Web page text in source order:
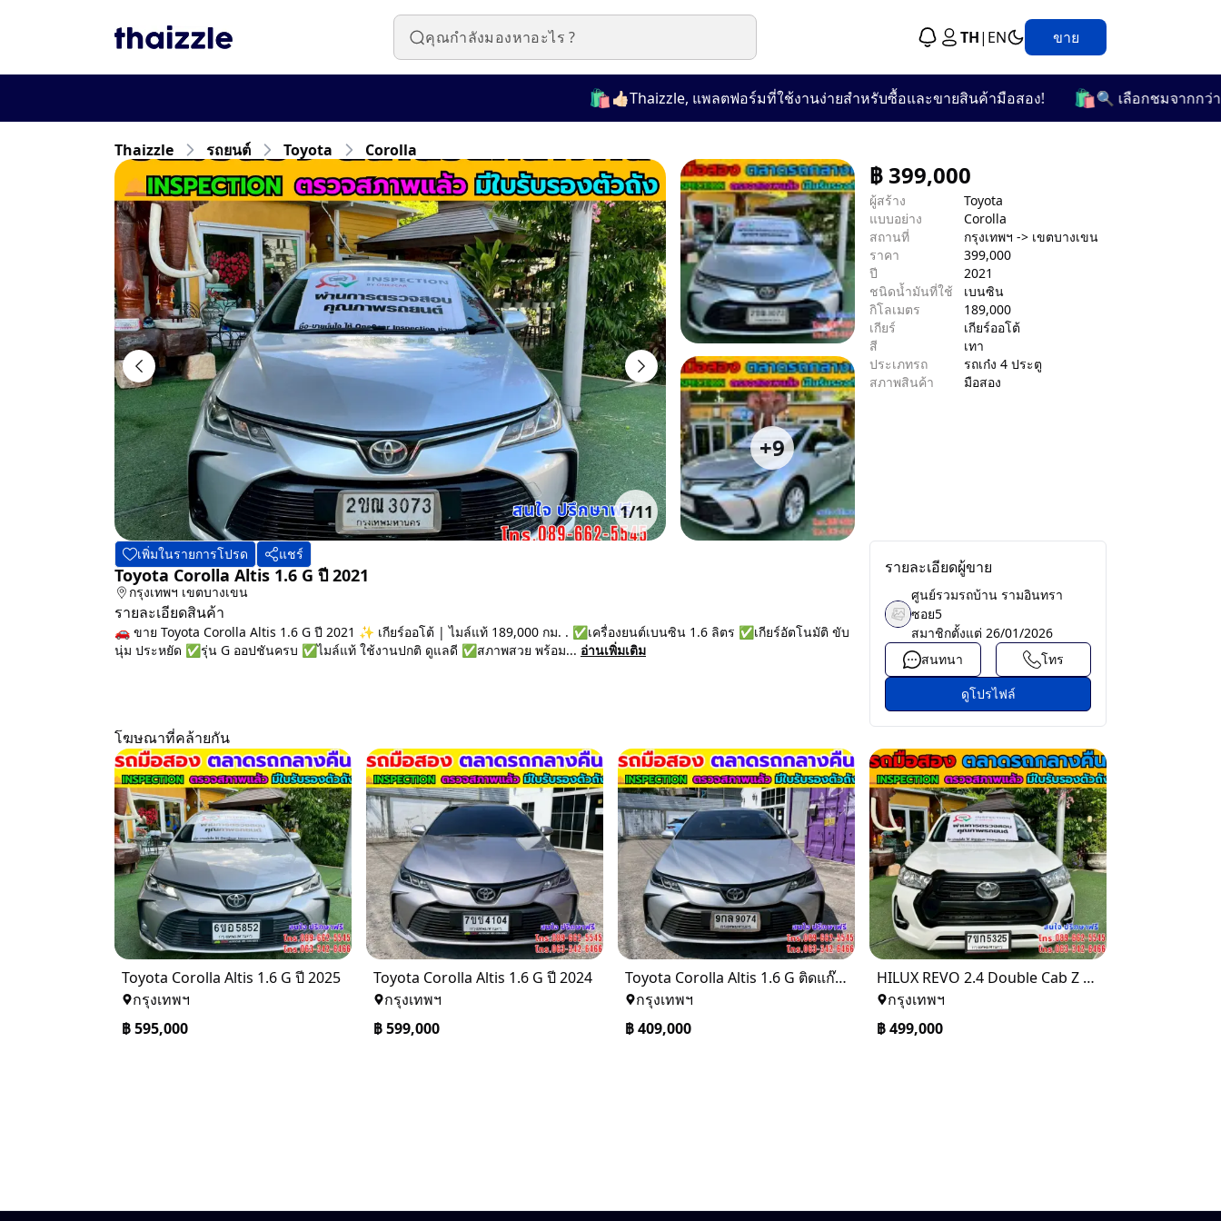
TH| EN ขาย
👍🏻Thaizzle, แพลตฟอร์มที่ใช้งานง่ายสำหรับซื้อและขายสินค้ามือสอง! 🛍️ 🔍 เลือกชมจากกว่า 25
Thaizzle รถยนต์ Toyota Corolla
1/11
+9
฿399,000
ผู้สร้าง
Toyota
แบบอย่าง
Corolla
สถานที่
กรุงเทพฯ -> เขตบางเขน
ราคา
399,000
ปี
2021
ชนิดน้ำมันที่ใช้
เบนซิน
กิโลเมตร
189,000
เกียร์
เกียร์ออโต้
สี
เทา
ประเภทรถ
รถเก๋ง 4 ประตู
สภาพสินค้า
มือสอง
เพิ่มในรายการโปรด แชร์
Toyota Corolla Altis 1.6 G ปี 2021
กรุงเทพฯ เขตบางเขน
รายละเอียดสินค้า
🚗 ขาย Toyota Corolla Altis 1.6 G ปี 2021 ✨ เกียร์ออโต้ | ไมล์แท้ 189,000 กม. . ✅เครื่องยนต์เบนซิน 1.6 ลิตร ✅เกียร์อัตโนมัติ ขับ
นุ่ม ประหยัด ✅รุ่น G ออปชันครบ ✅ไมล์แท้ ใช้งานปกติ ดูแลดี ✅สภาพสวย พร้อม... อ่านเพิ่มเติม
รายละเอียดผู้ขาย
ศูนย์รวมรถบ้าน รามอินทรา
ซอย5
สมาชิกตั้งแต่ 26/01/2026
สนทนา
โทร
ดูโปรไฟล์
โฆษณาที่คล้ายกัน
Toyota Corolla Altis 1.6 G ปี 2025
กรุงเทพฯ
฿595,000
Toyota Corolla Altis 1.6 G ปี 2024
กรุงเทพฯ
฿599,000
Toyota Corolla Altis 1.6 G ติดแก๊ส CNG ปี 2020
กรุงเทพฯ
฿409,000
HILUX REVO 2.4 Double Cab Z Edition Entry 2024
กรุงเทพฯ
฿499,000